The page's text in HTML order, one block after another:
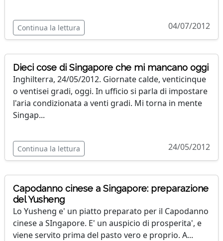
Continua la lettura 04/07/2012
Dieci cose di Singapore che mi mancano oggi
Inghilterra, 24/05/2012. Giornate calde, venticinque
o ventisei gradi, oggi. In ufficio si parla di impostare
l'aria condizionata a venti gradi. Mi torna in mente
Singap...
Continua la lettura 24/05/2012
Capodanno cinese a Singapore: preparazione
del Yusheng
Lo Yusheng e' un piatto preparato per il Capodanno
cinese a SIngapore. E' un auspicio di prosperita', e
viene servito prima del pasto vero e proprio. A...